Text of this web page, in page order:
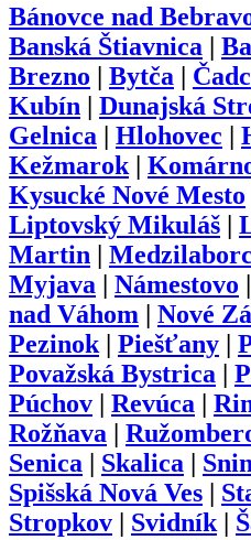
Bánovce nad
Banská Štiavnica |
Brezno | Bytča |
Kubín | Dunajská
Gelnica | Hlohovec |
Kežmarok |
Kysucké Nové Mesto
Liptovský Mikuláš |
Martin |
Myjava | Námestovo |
nad Váhom | Nové
Pezinok | Piešťany |
Považská Bystrica |
Púchov | Revúca |
Rožňava |
Senica | Skalica |
Spišská Nová Ves |
Stropkov | Svidník |